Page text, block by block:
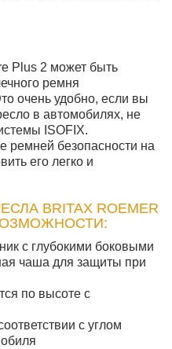
Plus 2 может быть
ремня
очень удобно, если вы
в автомобилях, не
ISOFIX.
безопасности на
его легко и
BRITAX ROEMER
ВОЗМОЖНОСТИ:
с глубокими боковыми
чаша для защиты при
по высоте с
с углом